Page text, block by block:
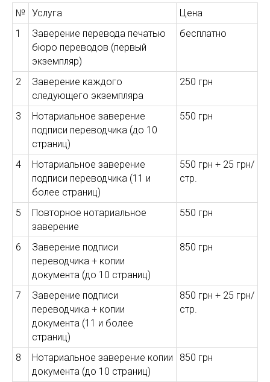
№ Услуга
Цена
1
Заверение перевода печатью
бюро переводов (первый
экземпляр)
бесплатно
2
Заверение каждого
следующего экземпляра
250 грн
3
Нотариальное заверение
подписи переводчика (до 10
страниц)
550 грн
4
Нотариальное заверение
подписи переводчика (11 и
более страниц)
550 грн + 25 грн/
стр.
5
Повторное нотариальное
заверение
550 грн
6
Заверение подписи
переводчика + копии
документа (до 10 страниц)
850 грн
7
Заверение подписи
переводчика + копии
документа (11 и более
страниц)
850 грн + 25 грн/
стр.
8
Нотариальное заверение копии
документа (до 10 страниц)
850 грн